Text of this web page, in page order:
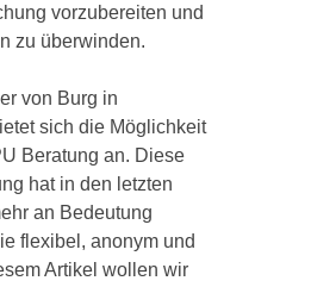
vorzubereiten und
zu überwinden.
von Burg in
sich die Möglichkeit
Beratung an. Diese
hat in den letzten
an Bedeutung
flexibel, anonym und
Artikel wollen wir